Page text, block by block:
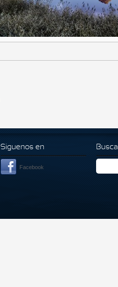
Siguenos en
Facebook